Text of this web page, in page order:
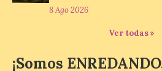
Nicanor Sen
del Gobierno de
con los pueblos y el
capacidad de los pequeños
8 Ago 2026
Ver todas »
¡Somos